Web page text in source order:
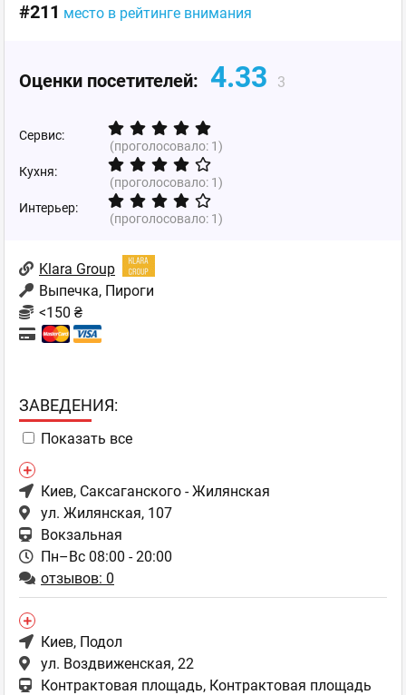
#211 место в рейтинге внимания
Оценки посетителей: 4.33 3
Сервис:
(проголосовало: 1)
Кухня:
(проголосовало: 1)
Интерьер:
(проголосовало: 1)
Klara Group
Выпечка, Пироги
<150 ₴
ЗAВЕДЕНИЯ:
Показать все
Киев, Саксаганского - Жилянская
ул. Жилянская, 107
Вокзальная
Пн–Вс 08:00 - 20:00
отзывов: 0
Киев, Подол
ул. Воздвиженская, 22
Контрактовая площадь, Контрактовая площадь